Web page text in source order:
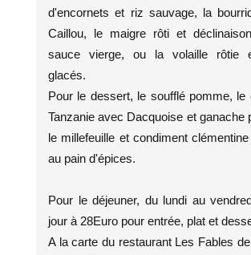
d'encornets et riz sauvage, la
Caillou, le maigre rôti et
sauce vierge, ou la volaille rôtie
glacés.
Pour le dessert, le soufflé pomme, le
Tanzanie avec Dacquoise et ganache
le millefeuille et condiment
au pain d'épices.
Pour le déjeuner, du lundi au
jour à 28Euro pour entrée, plat et
A la carte du restaurant Les Fables